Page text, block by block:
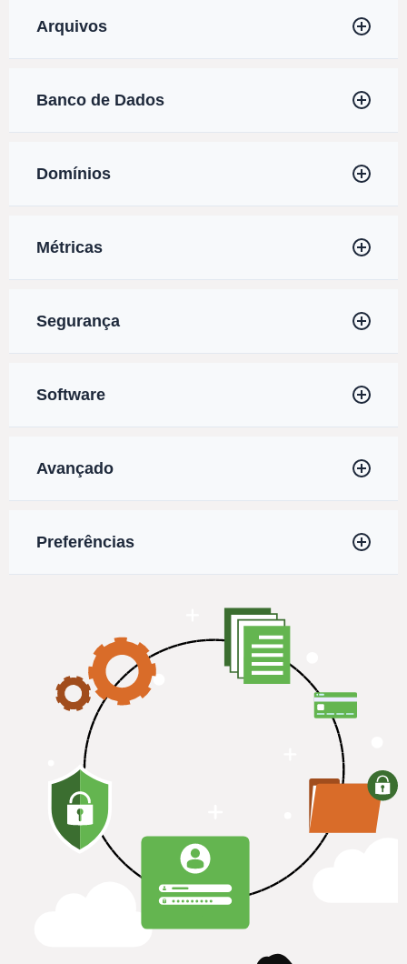
Arquivos
Banco de Dados
Domínios
Métricas
Segurança
Software
Avançado
Preferências